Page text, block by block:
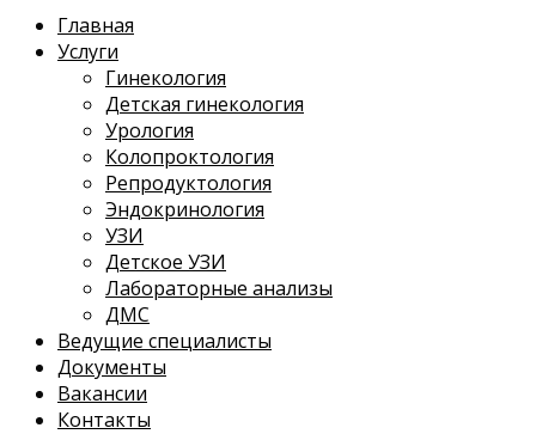
Главная
Услуги
Гинекология
Детская гинекология
Урология
Колопроктология
Репродуктология
Эндокринология
УЗИ
Детское УЗИ
Лабораторные анализы
ДМС
Ведущие специалисты
Документы
Вакансии
Контакты